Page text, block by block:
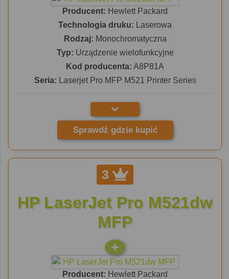
Producent: Hewlett Packard
Technologia druku: Laserowa
Rodzaj: Monochromatyczna
Typ: Urządzenie wielofunkcyjne
Kod producenta: A8P81A
Seria: Laserjet Pro MFP M521 Printer Series
Sprawdź gdzie kupić
3
HP LaserJet Pro M521dw
MFP
Producent: Hewlett Packard